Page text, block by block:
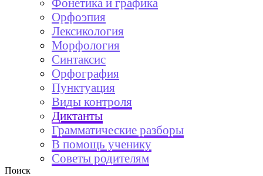
Орфоэпия
Лексикология
Морфология
Синтаксис
Орфография
Пунктуация
Виды контроля
Диктанты
Грамматические разборы
В помощь ученику
Советы родителям
Поиск